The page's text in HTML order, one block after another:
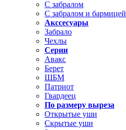
С забралом
С забралом и бармицей
Акссесуары
Забрало
Чехлы
Серии
Авакс
Берет
ШБМ
Патриот
Гвардеец
По размеру выреза
Открытые уши
Скрытые уши